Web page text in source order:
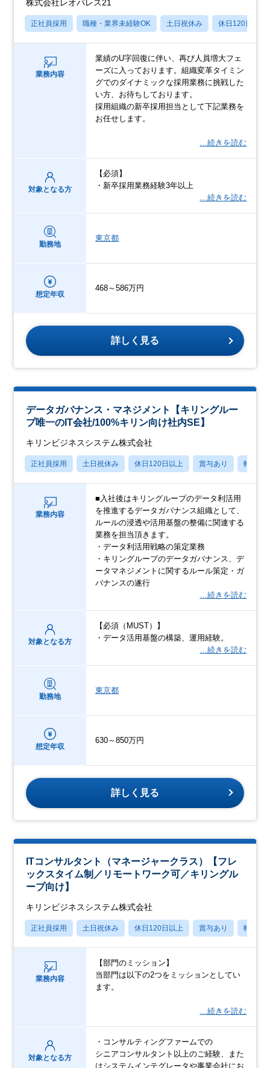
株式会社レオパレス21
正社員採用 職種・業界未経験OK 土日祝休み 休日120日以上
業務内容
業績のU字回復に伴い、再び人員増大フェ
ーズに入っております。組織変革タイミン
グでのダイナミックな採用業務に挑戦した
い方、お待ちしております。
採用組織の新卒採用担当として下記業務を
お任せします。
…続きを読む
対象となる方
【必須】
・新卒採用業務経験3年以上
…続きを読む
勤務地
東京都
想定年収
468～586万円
詳しく見る
データガバナンス・マネジメント【キリングルー
プ唯一のIT会社/100%キリン向け社内SE】
キリンビジネスシステム株式会社
正社員採用 土日祝休み 休日120日以上 賞与あり 転勤な
業務内容
■入社後はキリングループのデータ利活用
を推進するデータガバナンス組織として、
ルールの浸透や活用基盤の整備に関連する
業務を担当頂きます。
・データ利活用戦略の策定業務
・キリングループのデータガバナンス、デ
ータマネジメントに関するルール策定・ガ
バナンスの遂行
…続きを読む
対象となる方
【必須（MUST）】
・データ活用基盤の構築、運用経験。
…続きを読む
勤務地
東京都
想定年収
630～850万円
詳しく見る
ITコンサルタント（マネージャークラス）【フレ
ックスタイム制／リモートワーク可／キリングル
ープ向け】
キリンビジネスシステム株式会社
正社員採用 土日祝休み 休日120日以上 賞与あり 転勤な
業務内容
【部門のミッション】
当部門は以下の2つをミッションとしてい
ます。
…続きを読む
対象となる方
・コンサルティングファームでの
シニアコンサルタント以上のご経験、また
はシステムインテグレータや事業会社にお